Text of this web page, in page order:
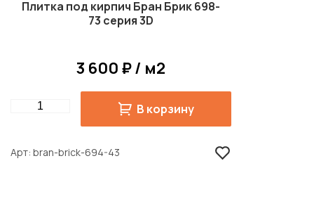
Плитка под кирпич Бран Брик 698-
73 серия 3D
3 600 ₽ / м2
Quantity В корзину
Арт bran-brick-694-43